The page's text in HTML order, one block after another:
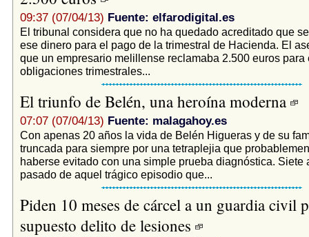
09:37 (07/04/13) Fuente: elfarodigital.es
El tribunal considera que no ha quedado acreditado que
ese dinero para el pago de la trimestral de Hacienda. El
que un empresario melillense reclamaba 2.500 euros para
obligaciones trimestrales...
El triunfo de Belén, una heroína moderna
07:07 (07/04/13) Fuente: malagahoy.es
Con apenas 20 años la vida de Belén Higueras y de su
truncada para siempre por una tetraplejia que
haberse evitado con una simple prueba diagnóstica. Siete
pasado de aquel trágico episodio que...
Piden 10 meses de cárcel a un guardia civil
supuesto delito de lesiones